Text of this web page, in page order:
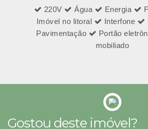
220V Água Energia
Imóvel no litoral
Interfone
Pavimentação
Portão
mobiliado
Gostou deste imóvel?